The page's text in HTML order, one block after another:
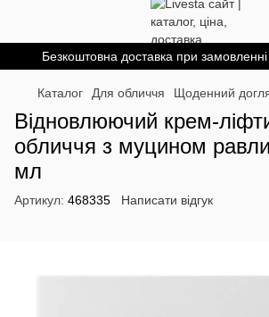
Безкоштовна доставка при
Каталог Для обличчя Щоденний
Відновлюючий крем-
обличчя з муцином
мл
Артикул: 468335 Написати відгук